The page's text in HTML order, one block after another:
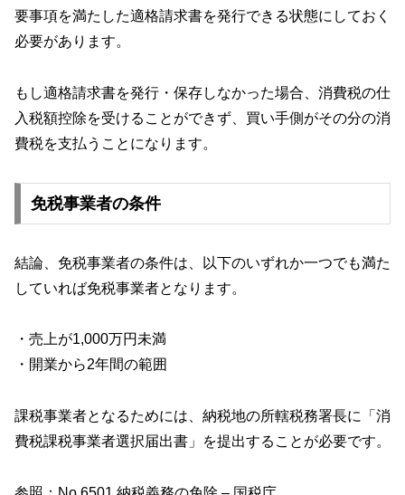
要事項を満たした適格請求書を発行できる状態にしておく
必要があります。
もし適格請求書を発行・保存しなかった場合、消費税の仕
入税額控除を受けることができず、買い手側がその分の消
費税を支払うことになります。
免税事業者の条件
結論、免税事業者の条件は、以下のいずれか一つでも満た
していれば免税事業者となります。
・売上が1,000万円未満
・開業から2年間の範囲
課税事業者となるためには、納税地の所轄税務署長に「消
費税課税事業者選択届出書」を提出することが必要です。